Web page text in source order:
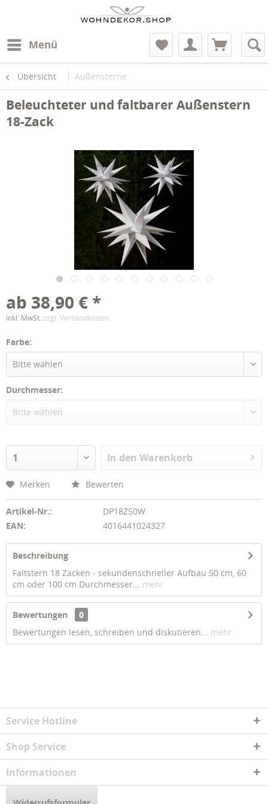
Menü
Übersicht Außensterne
Beleuchteter und faltbarer Außenstern
18-Zack
ab 38,90 € *
inkl. MwSt. zzgl. Versandkosten
Farbe:
Durchmesser:
In den Warenkorb
Merken Bewerten
Artikel-Nr.:
DP18Z50W
EAN:
4016441024327
Beschreibung
Faltstern 18 Zacken - sekundenschneller Aufbau 50 cm, 60
cm oder 100 cm Durchmesser... mehr
Bewertungen
0
Bewertungen lesen, schreiben und diskutieren... mehr
Service Hotline
Shop Service
Informationen